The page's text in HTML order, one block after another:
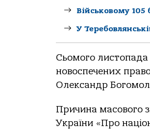
Військовому
У
Сьомого листопада
новоспечених
Олександр
Причина масового
України «Про